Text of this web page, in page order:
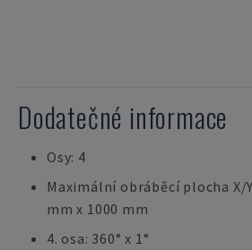
Dodatečné informace
Osy: 4
Maximální obráběcí plocha X/
mm x 1000 mm
4. osa: 360° x 1°